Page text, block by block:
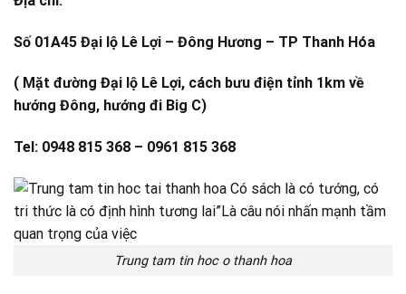
Số 01A45 Đại lộ Lê Lợi – Đông Hương – TP Thanh Hóa
( Mặt đường Đại lộ Lê Lợi, cách bưu điện tỉnh 1km về
hướng Đông, hướng đi Big C)
Tel: 0948 815 368 – 0961 815 368
Trung tam tin hoc o thanh hoa